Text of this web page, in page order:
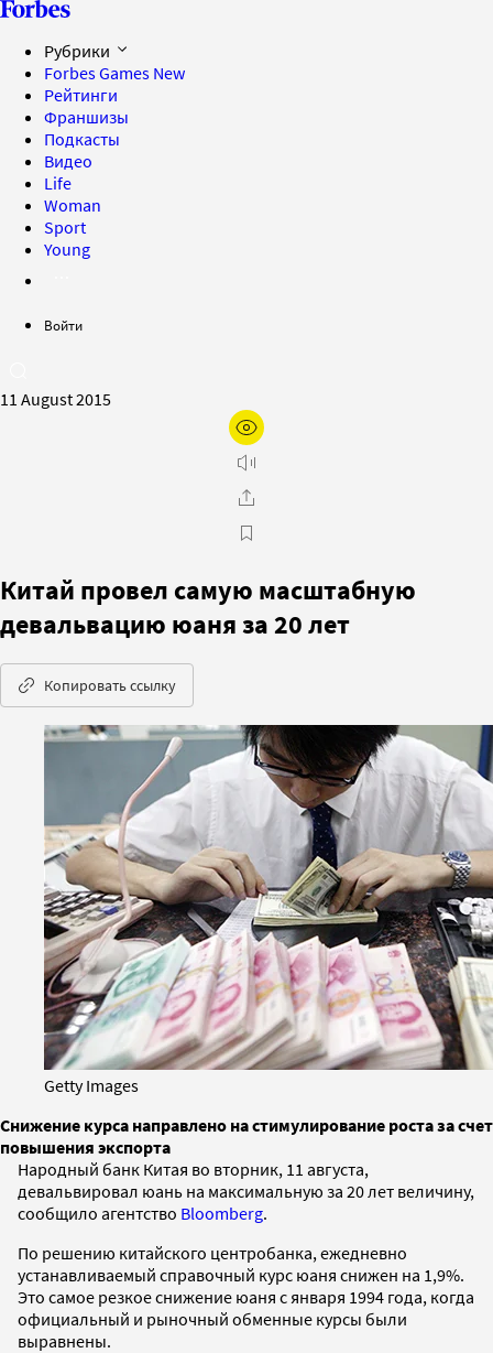
Рубрики
Forbes Games New
Рейтинги
Франшизы
Подкасты
Видео
Life
Woman
Sport
Young
Войти
11 August 2015
Китай провел самую масштабную
девальвацию юаня за 20 лет
Копировать ссылку
Getty Images
Снижение курса направлено на стимулирование роста за счет
повышения экспорта
Народный банк Китая во вторник, 11 августа,
девальвировал юань на максимальную за 20 лет величину,
сообщило агентство Bloomberg.
По решению китайского центробанка, ежедневно
устанавливаемый справочный курс юаня снижен на 1,9%.
Это самое резкое снижение юаня с января 1994 года, когда
официальный и рыночный обменные курсы были
выравнены.